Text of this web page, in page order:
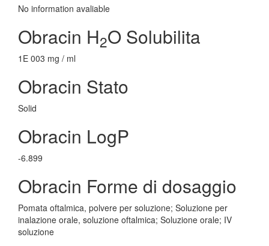
No information avaliable
Obracin H2O Solubilita
1E 003 mg / ml
Obracin Stato
Solid
Obracin LogP
-6.899
Obracin Forme di dosaggio
Pomata oftalmica, polvere per soluzione; Soluzione per
inalazione orale, soluzione oftalmica; Soluzione orale; IV
soluzione